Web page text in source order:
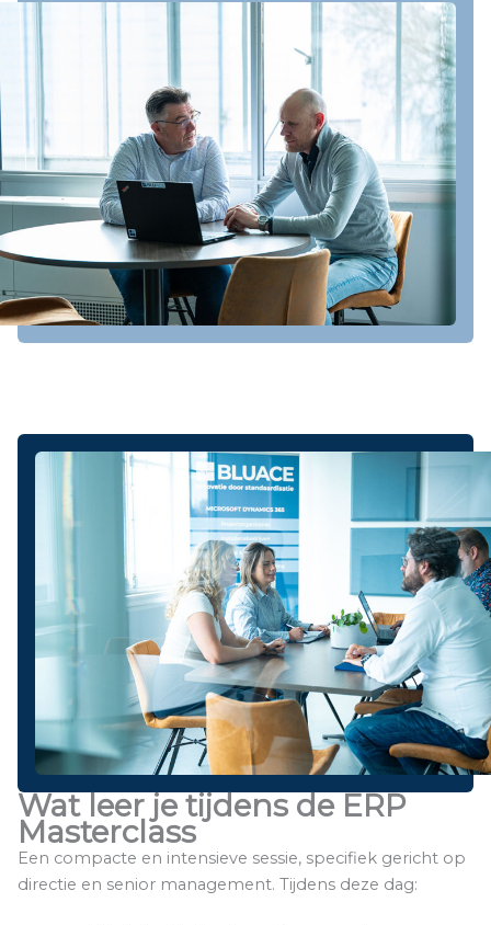
Wat leer je tijdens de ERP
Masterclass
Een compacte en intensieve sessie, specifiek gericht op
directie en senior management. Tijdens deze dag: